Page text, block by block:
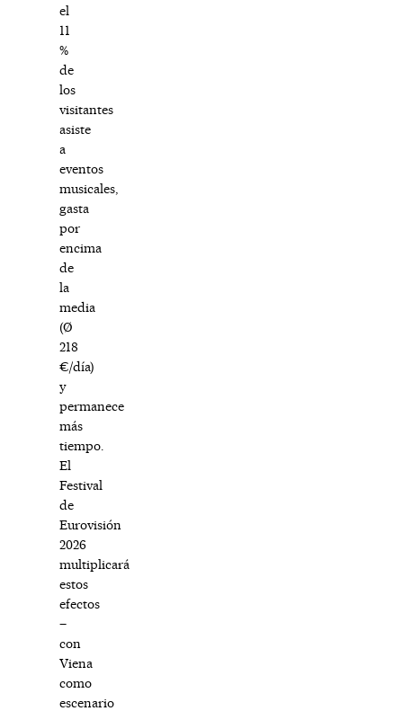
el
11
%
de
los
visitantes
asiste
a
eventos
musicales,
gasta
por
encima
de
la
media
(Ø
218
€/día)
y
permanece
más
tiempo.
El
Festival
de
Eurovisión
2026
multiplicará
estos
efectos
–
con
Viena
como
escenario